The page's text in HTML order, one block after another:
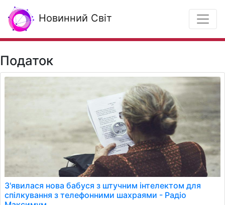
Новинний Світ
Податок
З'явилася нова бабуся з штучним інтелектом для
спілкування з телефонними шахраями - Радіо